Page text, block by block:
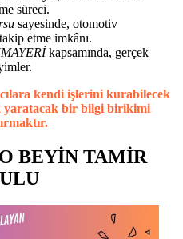
süreci.
sayesinde, otomotiv
etme imkânı.
kapsamında, gerçek
kendi işlerini kurabilecek
yaratacak bir bilgi birikimi
BEYİN TAMİR